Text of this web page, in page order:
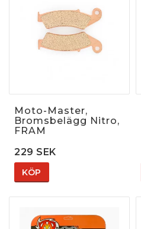
Moto-Master,
Bromsbelägg Nitro,
FRAM
229 SEK
KÖP